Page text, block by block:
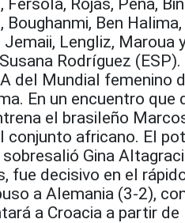
Boughanmi, Ben
Jemaii, Lengliz,
Rodríguez (ESP).
del Mundial femenino
En un encuentro
el brasileño
conjunto africano. El
sobresalió Gina
fue decisivo en el
a Alemania (3-2),
a Croacia a partir